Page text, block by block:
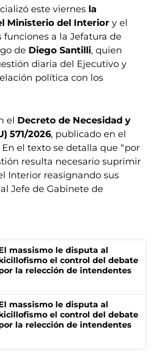
este viernes la
Ministerio del Interior y el
funciones a la Jefatura de
de Diego Santilli, quien
diaria del Ejecutivo y
política con los
el Decreto de Necesidad y
571/2026, publicado en el
el texto se detalla que “por
resulta necesario suprimir
Interior reasignando sus
Jefe de Gabinete de
massismo le disputa al
el control del debate
la relección de intendentes
massismo le disputa al
el control del debate
la relección de intendentes